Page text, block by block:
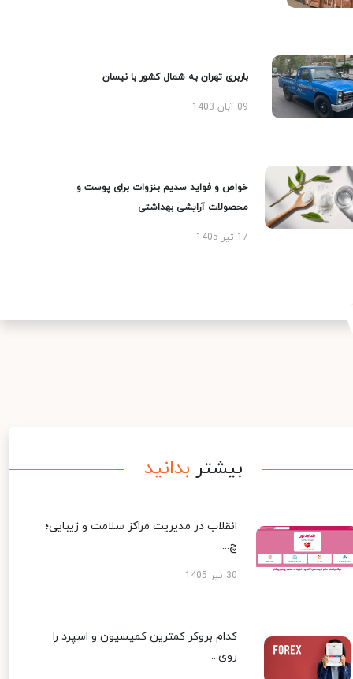
باربری تهران به شمال کشور با نیسان
09 آبان 1403
خواص و فواید سدیم بنزوات برای پوست و
محصولات آرایشی بهداشتی
17 تیر 1405
بیشتر بدانید
انقلاب در مدیریت مراکز سلامت و زیبایی؛
چ...
30 تیر 1405
کدام بروکر کمترین کمیسیون و اسپرد را
روی...